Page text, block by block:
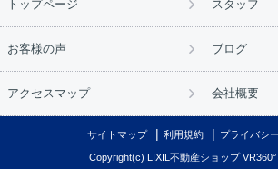
トップページ スタッフ
お客様の声 ブログ
アクセスマップ 会社概要
サイトマップ 利用規約 プライバシ
Copyright(c) LIXIL不動産ショップ